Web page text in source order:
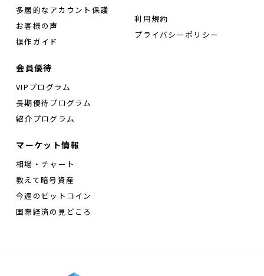
多層的なアカウント保護
お客様の声
操作ガイド
会員優待
VIPプログラム
長期優待プログラム
紹介プログラム
マーケット情報
相場・チャート
教えて暗号資産
今週のビットコイン
国際経済の見どころ
利用規約
プライバシーポリシー